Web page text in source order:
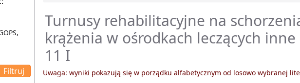
Turnusy rehabilitacyjne na
krążenia w ośrodkach leczących
11 I
Uwaga: wyniki pokazują się w porządku alfabetycznym od losowo wybranej